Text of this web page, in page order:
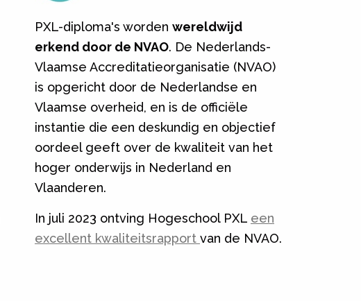
PXL-diploma's worden wereldwijd
erkend door de NVAO. De Nederlands-
Vlaamse Accreditatieorganisatie (NVAO)
is opgericht door de Nederlandse en
Vlaamse overheid, en is de officiële
instantie die een deskundig en objectief
oordeel geeft over de kwaliteit van het
hoger onderwijs in Nederland en
Vlaanderen.
In juli 2023 ontving Hogeschool PXL een
excellent kwaliteitsrapport van de NVAO.